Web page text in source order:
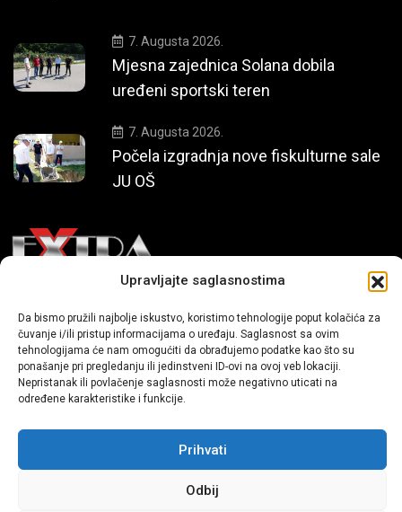
Upravljajte saglasnostima
Da bismo pružili najbolje iskustvo, koristimo tehnologije poput kolačića za
čuvanje i/ili pristup informacijama o uređaju. Saglasnost sa ovim
tehnologijama će nam omogućiti da obrađujemo podatke kao što su
ponašanje pri pregledanju ili jedinstveni ID-ovi na ovoj veb lokaciji.
Nepristanak ili povlačenje saglasnosti može negativno uticati na
određene karakteristike i funkcije.
Prihvati
Odbij
7. Augusta 2026.
Mjesna zajednica Solana dobila
uređeni sportski teren
7. Augusta 2026.
Počela izgradnja nove fiskulturne sale
JU OŠ
Mi smo moderni portal zabavnog karaktera koji donosi vijesti i
priče iz života, svijeta showbiza, lifestyle-a i popularne kulture.